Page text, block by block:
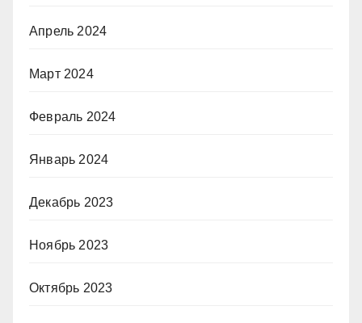
Апрель 2024
Март 2024
Февраль 2024
Январь 2024
Декабрь 2023
Ноябрь 2023
Октябрь 2023